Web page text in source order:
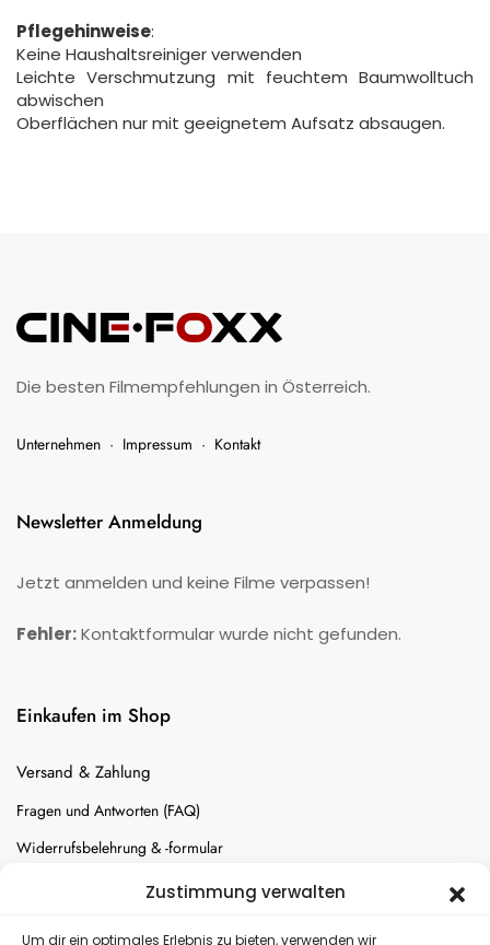
Zustimmung verwalten
Um dir ein optimales Erlebnis zu bieten, verwenden wir
Pflegehinweise:
Keine Haushaltsreiniger verwenden
Leichte Verschmutzung mit feuchtem Baumwolltuch
abwischen
Oberflächen nur mit geeignetem Aufsatz absaugen.
Die besten Filmempfehlungen in Österreich.
Unternehmen · Impressum · Kontakt
Newsletter Anmeldung
Jetzt anmelden und keine Filme verpassen!
Fehler:Kontaktformular wurde nicht gefunden.
Einkaufen im Shop
Versand & Zahlung
Fragen und Antworten (FAQ)
Widerrufsbelehrung & -formular
Batterien-Entsorgung